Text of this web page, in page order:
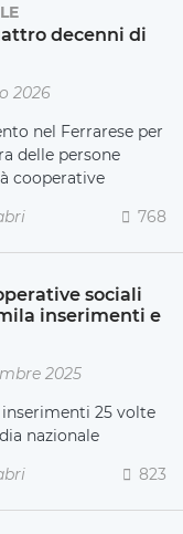
decenni di
2026
nel Ferrarese per
delle persone
cooperative
768
sociali
inserimenti e
2025
25 volte
nazionale
823